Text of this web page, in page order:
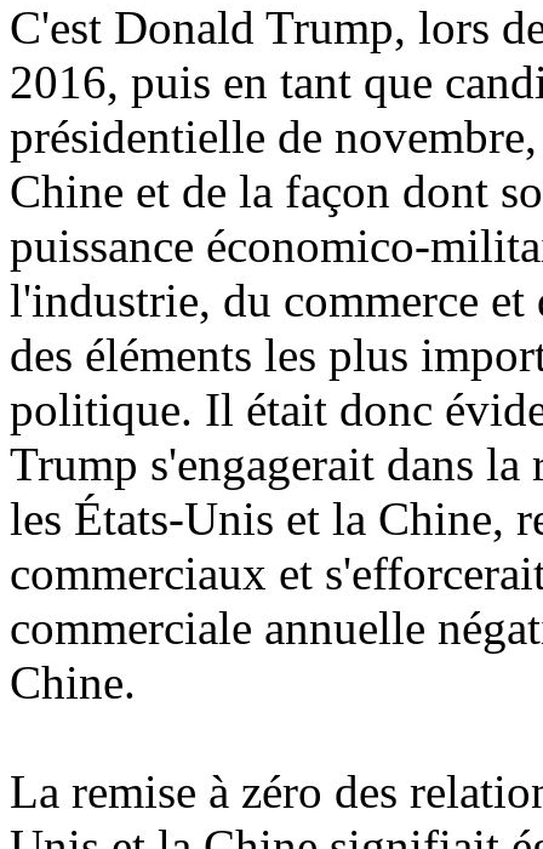
C'est Donald Trump, lors
2016, puis en tant que
présidentielle de
Chine et de la façon dont
puissance économico-
l'industrie, du commerce
des éléments les plus
politique. Il était donc
Trump s'engagerait dans la
les États-Unis et la Chine,
commerciaux et
commerciale annuelle
Chine.
La remise à zéro des